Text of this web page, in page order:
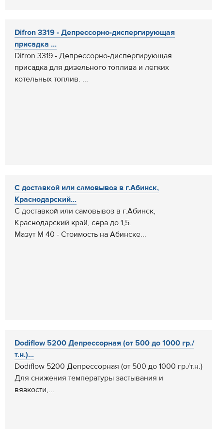
Difron 3319 - Депрессорно-диспергирующая
присадка ...
Difron 3319 - Депрессорно-диспергирующая
присадка для дизельного топлива и легких
котельных топлив. ...
С доставкой или самовывоз в г.Абинск,
Краснодарский...
С доставкой или самовывоз в г.Абинск,
Краснодарский край, сера до 1,5.
Мазут М 40 - Стоимость на Абинске...
Dodiflow 5200 Депрессорная (от 500 до 1000 гр./
т.н.)...
Dodiflow 5200 Депрессорная (от 500 до 1000 гр./т.н.)
Для снижения температуры застывания и
вязкости,...